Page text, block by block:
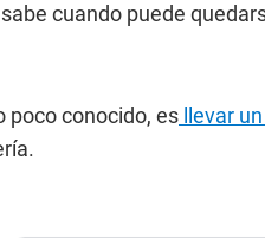
cuando puede
poco conocido, es llevar